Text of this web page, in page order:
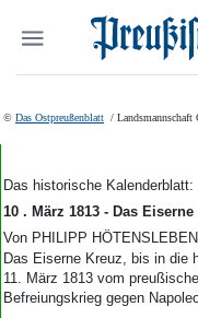
Suchen und
© Das Ostpreußenblatt / Landsmannschaft
Das historische Kalenderblatt:
10 . März 1813 - Das
Von PHILIPP HÖTENSLEBEN
Das Eiserne Kreuz, bis in die
11. März 1813 vom
Befreiungskrieg gegen